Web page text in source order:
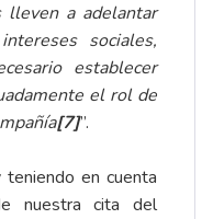
lleven a adelantar
sociales,
establecer
el rol de
[7]”.
en cuenta
nuestra cita del